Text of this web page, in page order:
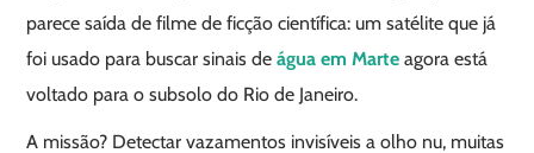
parece saída de filme de ficção científica: um satélite que já
foi usado para buscar sinais deágua em Marte agora está
voltado para o subsolo do Rio de Janeiro.
A missão? Detectar vazamentos invisíveis a olho nu, muitas